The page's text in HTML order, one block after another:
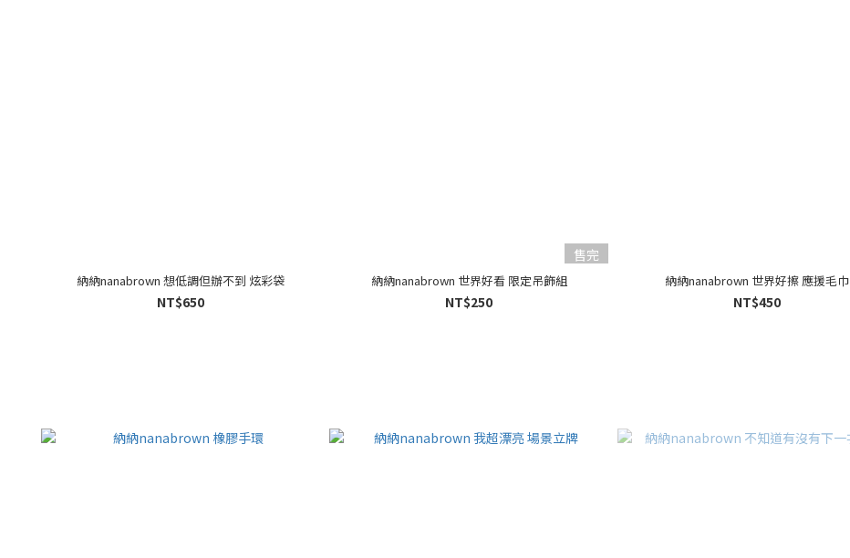
納納nanabrown 想低調但辦不到 炫彩袋
NT$650
售完
納納nanabrown 世界好看 限定吊飾組
NT$250
納納nanabrown 世界好擦 應援毛巾
NT$450